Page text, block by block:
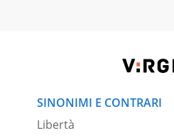
SINONIMI E CONTRARI
Libertà